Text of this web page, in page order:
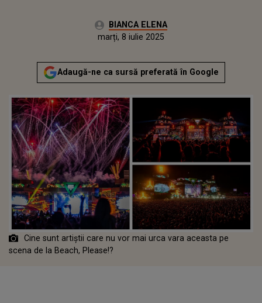
Autor:BIANCA ELENA
Actualizat:
marți, 8 iulie 2025
Adaugă-ne ca sursă preferată în Google
Cine sunt artiștii care nu vor mai urca vara aceasta pe
scena de la Beach, Please!?